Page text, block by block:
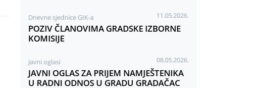
Dnevne sjednice GIK-a 11.05.2026.
POZIV ČLANOVIMA GRADSKE IZBORNE
KOMISIJE
Javni oglasi 08.05.2026.
JAVNI OGLAS ZA PRIJEM NAMJEŠTENIKA
U RADNI ODNOS U GRADU GRADAČAC